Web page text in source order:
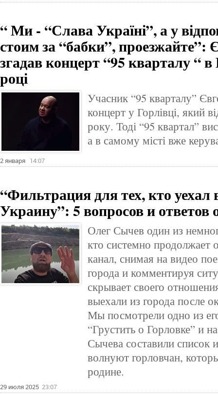
“ Ми - “Слава Україні”, а у
стоим за “бабки”,
згадав концерт “95 кварталу “ в
році
Учасник “95 кварталу”
концерт у Горлівці, який
року. Тоді “95 квартал”
а в самому місті вже
2 января 14:07
“Фильтрация для тех, кто уехал
Украину”: 5 вопросов и ответов
Олег Сычев один из
кто системно продолжает
канал, снимая на видео
города и комментируя
скрывает своего
выехали из города после
Мы посмотрели одно из
“Грустить о Горловке” и
Сычева составили список
волнуют горловчан,
родине.
29 июля 2025 23:07